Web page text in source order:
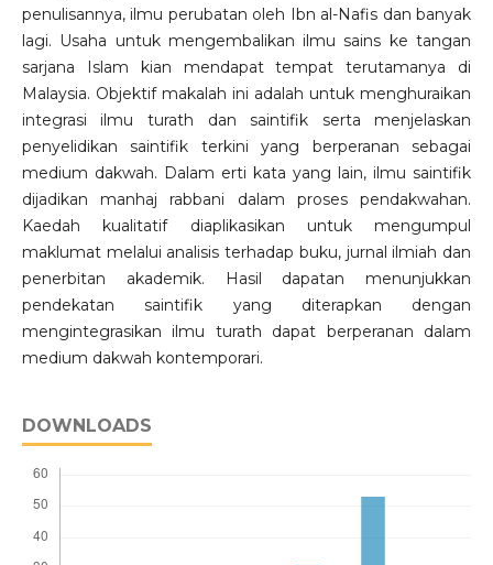
penulisannya, ilmu perubatan oleh Ibn al-Nafis dan banyak
lagi. Usaha untuk mengembalikan ilmu sains ke tangan
sarjana Islam kian mendapat tempat terutamanya di
Malaysia. Objektif makalah ini adalah untuk menghuraikan
integrasi ilmu turath dan saintifik serta menjelaskan
penyelidikan saintifik terkini yang berperanan sebagai
medium dakwah. Dalam erti kata yang lain, ilmu saintifik
dijadikan manhaj rabbani dalam proses pendakwahan.
Kaedah kualitatif diaplikasikan untuk mengumpul
maklumat melalui analisis terhadap buku, jurnal ilmiah dan
penerbitan akademik. Hasil dapatan menunjukkan
pendekatan saintifik yang diterapkan dengan
mengintegrasikan ilmu turath dapat berperanan dalam
medium dakwah kontemporari.
DOWNLOADS